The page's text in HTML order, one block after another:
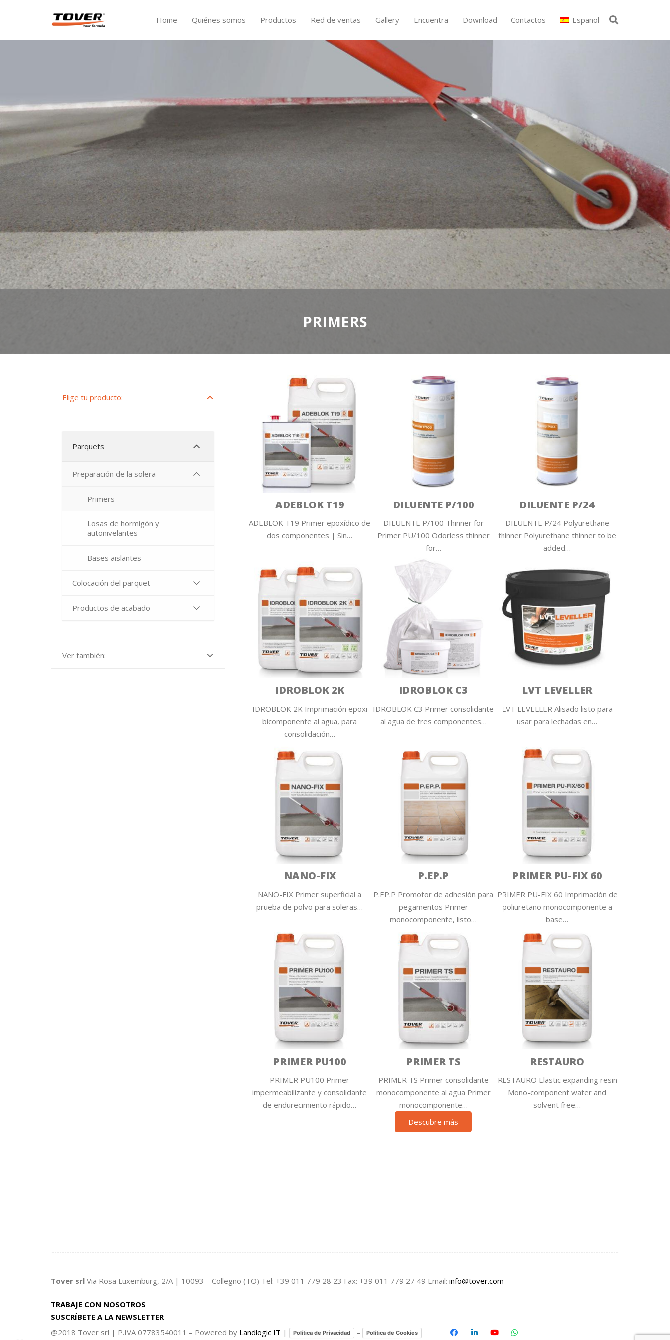
Home Quiénes somos Productos Red de ventas Gallery Encuentra Download Contactos Español
PRIMERS
Elige tu producto:
Parquets
Preparación de la solera
Primers
Losas de hormigón y
autonivelantes
Bases aislantes
Colocación del parquet
Productos de acabado
Ver también:
ADEBLOK T19
ADEBLOK T19 Primer epoxídico de
dos componentes | Sin…
DILUENTE P/100
DILUENTE P/100 Thinner for
Primer PU/100 Odorless thinner
for…
DILUENTE P/24
DILUENTE P/24 Polyurethane
thinner Polyurethane thinner to be
added…
IDROBLOK 2K
IDROBLOK 2K Imprimación epoxi
bicomponente al agua, para
consolidación…
IDROBLOK C3
IDROBLOK C3 Primer consolidante
al agua de tres componentes…
LVT LEVELLER
LVT LEVELLER Alisado listo para
usar para lechadas en…
NANO-FIX
NANO-FIX Primer superficial a
prueba de polvo para soleras…
P.EP.P
P.EP.P Promotor de adhesión para
pegamentos Primer
monocomponente, listo…
PRIMER PU-FIX 60
PRIMER PU-FIX 60 Imprimación de
poliuretano monocomponente a
base…
PRIMER PU100
PRIMER PU100 Primer
impermeabilizante y consolidante
de endurecimiento rápido…
PRIMER TS
PRIMER TS Primer consolidante
monocomponente al agua Primer
monocomponente…
RESTAURO
RESTAURO Elastic expanding resin
Mono-component water and
solvent free…
Descubre más
Tover srl Via Rosa Luxemburg, 2/A | 10093 – Collegno (TO) Tel: +39 011 779 28 23 Fax: +39 011 779 27 49 Email: info@tover.com
TRABAJE CON NOSOTROS
SUSCRÍBETE A LA NEWSLETTER
@2018 Tover srl | P.IVA 07783540011 – Powered by Landlogic IT | Política de Privacidad – Política de Cookies